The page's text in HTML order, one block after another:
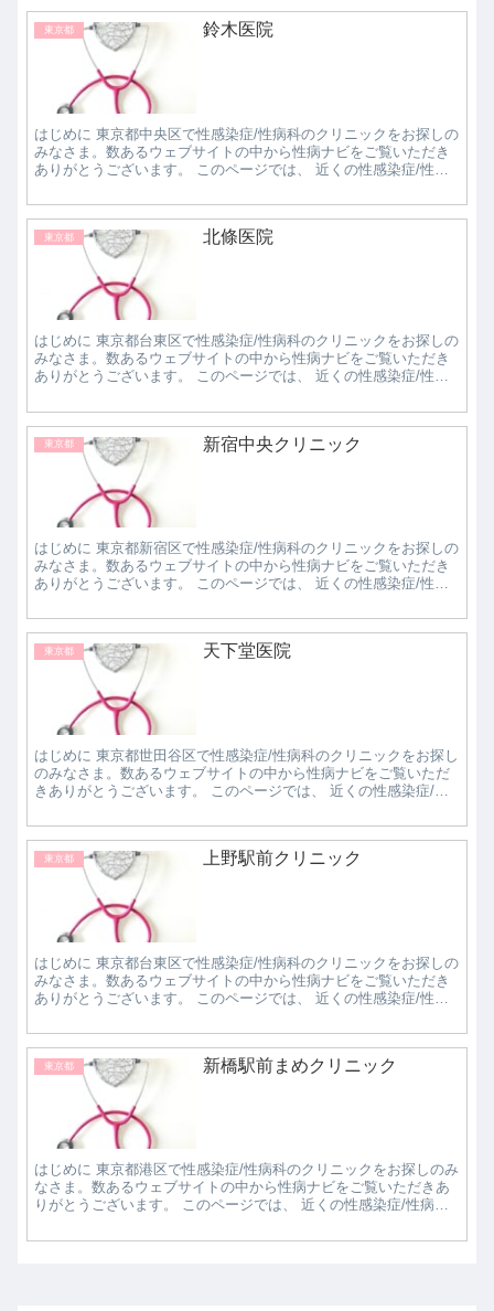
東京都 鈴木医院
はじめに 東京都中央区で性感染症/性病科のクリニックをお探しの
みなさま。数あるウェブサイトの中から性病ナビをご覧いただき
ありがとうございます。 このページでは、 近くの性感染症/性病
東京都 北條医院
はじめに 東京都台東区で性感染症/性病科のクリニックをお探しの
みなさま。数あるウェブサイトの中から性病ナビをご覧いただき
ありがとうございます。 このページでは、 近くの性感染症/性病
東京都 新宿中央クリニック
はじめに 東京都新宿区で性感染症/性病科のクリニックをお探しの
みなさま。数あるウェブサイトの中から性病ナビをご覧いただき
ありがとうございます。 このページでは、 近くの性感染症/性病
東京都 天下堂医院
はじめに 東京都世田谷区で性感染症/性病科のクリニックをお探し
のみなさま。数あるウェブサイトの中から性病ナビをご覧いただ
きありがとうございます。 このページでは、 近くの性感染症/性
東京都 上野駅前クリニック
はじめに 東京都台東区で性感染症/性病科のクリニックをお探しの
みなさま。数あるウェブサイトの中から性病ナビをご覧いただき
ありがとうございます。 このページでは、 近くの性感染症/性病
東京都 新橋駅前まめクリニック
はじめに 東京都港区で性感染症/性病科のクリニックをお探しのみ
なさま。数あるウェブサイトの中から性病ナビをご覧いただきあ
りがとうございます。 このページでは、 近くの性感染症/性病科